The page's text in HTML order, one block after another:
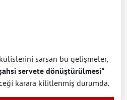
sarsan bu gelişmeler,
servete dönüştürülmesi"
karara kilitlenmiş durumda.